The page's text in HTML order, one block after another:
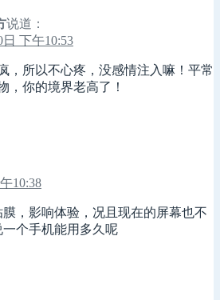
说道：
日 下午10:53
，所以不心疼，没感情注入嘛！平常
，你的境界老高了！
10:38
，影响体验，况且现在的屏幕也不
个手机能用多久呢